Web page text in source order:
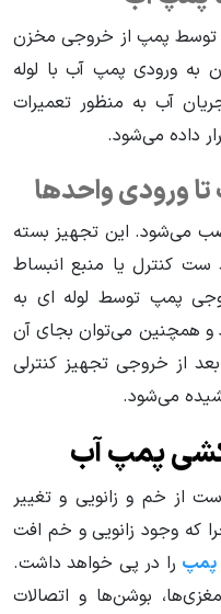
توسط پمپ از خروجی مخزن
ورودی پمپ آب با لوله
آب به منظور تعمیرات
داده می‌شود.
ورودی واحدها
می‌شود. این تجهیز بسته
ست کنترل یا منبع انبساط
پمپ توسط لوله ای به
می‌شود و همچنین می‌توان بجای آن
از خروجی تجهیز کنترلی
می‌شود.
پمپ آب
از خم و زانویی و تغییر
که وجود زانویی و خم افت
پمپ را در پی خواهد داشت.
بوشن‌ها و اتصالات